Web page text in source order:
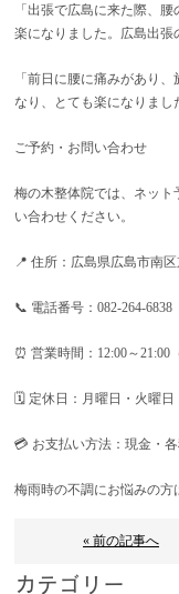
「出張で広島に来た際、
楽になりました。広島出張
「前日に腰に痛みがあり
なり、とても楽になりまし
ご予約・お問い合わせ
梅の木整体院では、ネット
い合わせください。
📍 住所：広島県広島市南
📞 電話番号：082-264-6838
⏰ 営業時間：12:00～21:00
🗓 定休日：月曜日・火曜日
💳 お支払い方法：現金・
梅雨時の不調にお悩みの方
« 前の記事へ
カテゴリー